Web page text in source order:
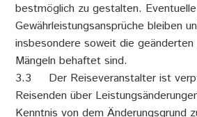
bestmöglich zu gestalten. Eventuelle
Gewährleistungsansprüche bleiben
insbesondere soweit die
Mängeln behaftet sind.
3.3 Der Reiseveranstalter ist
Reisenden über
Kenntnis von dem Änderungsgrund